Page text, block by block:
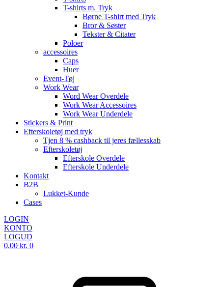
T-shirts m. Tryk
Børne T-shirt med Tryk
Bror & Søster
Tekster & Citater
Poloer
accessoires
Caps
Huer
Event-Tøj
Work Wear
Word Wear Overdele
Work Wear Accessoires
Work Wear Underdele
Stickers & Print
Efterskoletøj med tryk
Tjen 8 % cashback til jeres fællesskab
Efterskoletøj
Efterskole Overdele
Efterskole Underdele
Kontakt
B2B
Lukket-Kunde
Cases
LOGIN
KONTO
LOGUD
0,00 kr. 0